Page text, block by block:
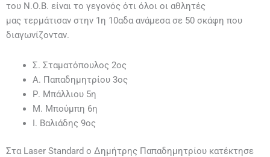
του Ν.Ο.Β. είναι το γεγονός ότι όλοι οι αθλητές
μας τερμάτισαν στην 1η 10αδα ανάμεσα σε 50 σκάφη που
διαγωνίζονταν.
Σ. Σταματόπουλος 2ος
Α. Παπαδημητρίου 3ος
Ρ. Μπάλλιου 5η
Μ. Μπούμπη 6η
Ι. Βαλιάδης 9ος
Στα Laser Standard ο Δημήτρης Παπαδημητρίου κατέκτησε